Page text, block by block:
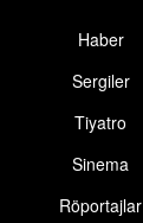
Haber
Sergiler
Tiyatro
Sinema
Röportajlar